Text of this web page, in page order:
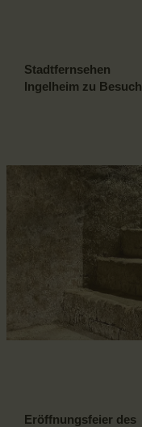
Stadtfernsehen
Ingelheim zu Besuch
Eröffnungsfeier des